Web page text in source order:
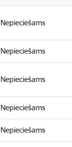
Nepieciešams
Nepieciešams
Nepieciešams
Nepieciešams
Nepieciešams